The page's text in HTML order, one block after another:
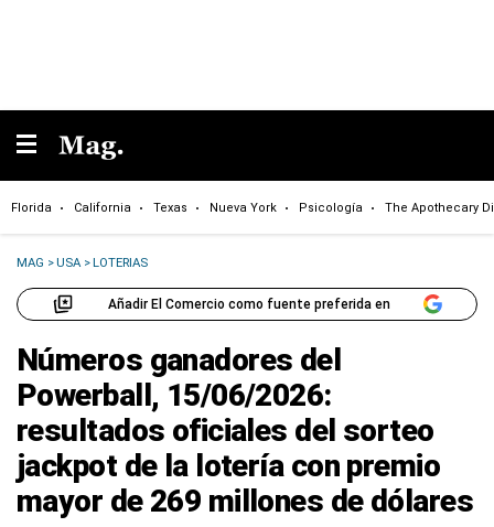
Florida California Texas Nueva York Psicología The Apothecary
MAG >USA >LOTERIAS
Añadir El Comercio como fuente preferida en
Números ganadores del
Powerball, 15/06/2026:
resultados oficiales del sorteo
jackpot de la lotería con premio
mayor de 269 millones de dólares